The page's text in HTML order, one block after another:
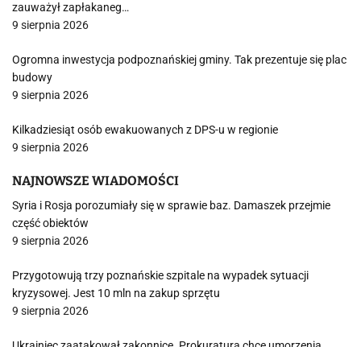
zauważył zapłakaneg…
9 sierpnia 2026
Ogromna inwestycja podpoznańskiej gminy. Tak prezentuje się plac
budowy
9 sierpnia 2026
Kilkadziesiąt osób ewakuowanych z DPS-u w regionie
9 sierpnia 2026
NAJNOWSZE WIADOMOŚCI
Syria i Rosja porozumiały się w sprawie baz. Damaszek przejmie
część obiektów
9 sierpnia 2026
Przygotowują trzy poznańskie szpitale na wypadek sytuacji
kryzysowej. Jest 10 mln na zakup sprzętu
9 sierpnia 2026